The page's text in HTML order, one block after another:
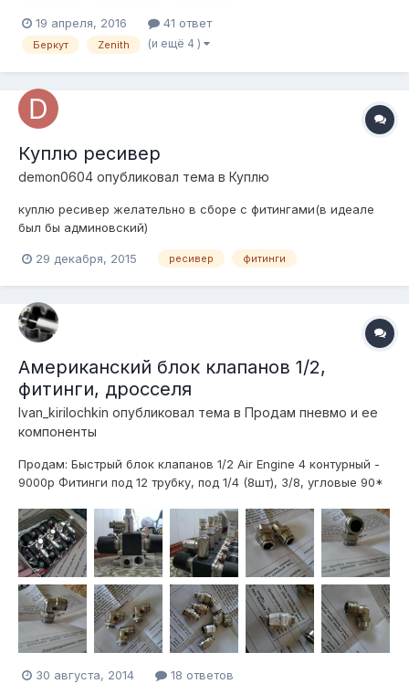
19 апреля, 2016 41 ответ
Беркут Zenith (и ещё 4 )
Куплю ресивер
demon0604 опубликовал тема в Куплю
куплю ресивер желательно в сборе с фитингами(в идеале
был бы админовский)
29 декабря, 2015 ресивер фитинги
Американский блок клапанов 1/2,
фитинги, дросселя
Ivan_kirilochkin опубликовал тема в Продам пневмо и ее
компоненты
Продам: Быстрый блок клапанов 1/2 Air Engine 4 контурный -
9000р Фитинги под 12 трубку, под 1/4 (8шт), 3/8, угловые 90*
прямых переходника 3/8-3/8, 2 переходника 3/8-1/4, 2шт
проходных фитингов 12 трубка Дросселя под 1/2 с проходным
12мм д...
30 августа, 2014 18 ответов